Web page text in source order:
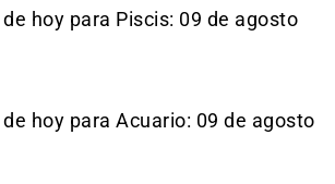
hoy para Piscis: 09 de agosto
hoy para Acuario: 09 de agosto